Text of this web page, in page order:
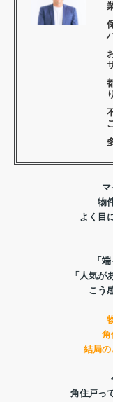
物
よく目
「
「人気が
こう
角
結局の
角住戸っ